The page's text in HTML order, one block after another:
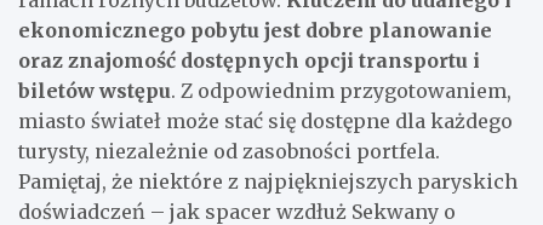
ekonomicznego pobytu jest dobre planowanie
oraz znajomość dostępnych opcji transportu i
biletów wstępu. Z odpowiednim przygotowaniem,
miasto świateł może stać się dostępne dla każdego
turysty, niezależnie od zasobności portfela.
Pamiętaj, że niektóre z najpiękniejszych paryskich
doświadczeń – jak spacer wzdłuż Sekwany o